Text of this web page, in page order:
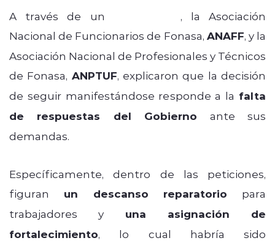
A través de un
, la Asociación
Nacional de Funcionarios de Fonasa, ANAFF, y la
Asociación Nacional de Profesionales y Técnicos
de Fonasa, ANPTUF, explicaron que la decisión
de seguir manifestándose responde a la falta
de respuestas del Gobierno ante sus
demandas.
Específicamente, dentro de las peticiones,
figuran un descanso reparatorio para
trabajadores y una asignación de
fortalecimiento, lo cual habría sido